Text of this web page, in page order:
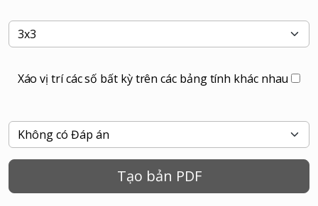
Xáo vị trí các số bất kỳ trên các bảng tính khác nhau
Tạo bản PDF